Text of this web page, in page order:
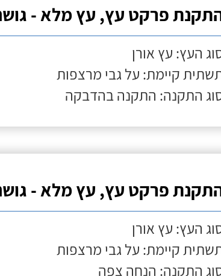
פרקט עץ, עץ מלא -
העץ: עץ אורן
קיימת: על גבי מרצפות
התקנה: התקנה בהדבקה
פרקט עץ, עץ מלא -
העץ: עץ אורן
קיימת: על גבי מרצפות
התקנה: הנחה צפה